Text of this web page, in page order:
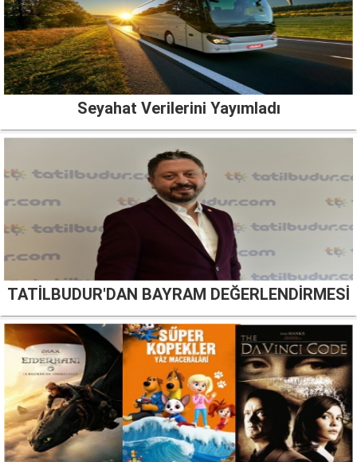
Seyahat Verilerini Yayımladı
TATİLBUDUR'DAN BAYRAM DEĞERLENDİRMESİ